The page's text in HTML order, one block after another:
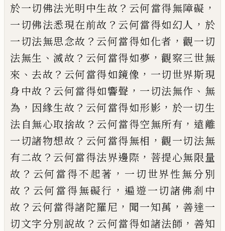
於一切佛法光明中生故 ？ 云何當得無障礙 ，
一切佛法悉現在前故 ？ 云何當得如幻人 ， 於
一切法無思念故 ？ 云何當得如化者 ，觀一切
法無生 、滅故 ？ 云何當得如夢 ，觀察三世無
來 、去故 ？ 云何當得如鏡像 ， 一切世界斯現
身中故 ？ 云何當得如響聲 ， 一切法無作 、 無
為 ， 因緣生故 ？ 云何當得如形影 ， 於一切生
法自無心取捨故 ？ 云何當得空無所有 ， 遠離
一切諸物想故 ？ 云何當得無相 ，觀一切法無
有二故 ？ 云何當得法界邊際 ， 菩提心無限量
故 ？ 云何當得不起著 ， 一切世界性無分別
故 ？ 云何當得無礙行 ， 遍遊一切諸佛剎中
故 ？ 云何當得諸陀羅尼 ， 聞一知萬 ， 善達一
切文字分別說故 ？ 云何當得如諸法師 ， 善知